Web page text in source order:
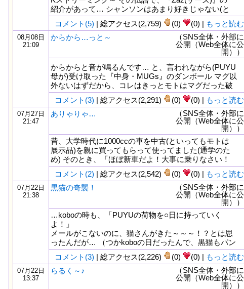
紹介があって… シャンソンはあまり好きじゃない(と
コメント(5) | 総アクセス(2,759) (0) (0) | もっと読む
08月08日
21:09
からから…っと～
（SNS全体・外部に
公開（Web全体に公
開））
からからと音が鳴るんです… と、言われながら(PUYU
母が)受け取った『中身・MUGs』のダンボール マグ以
外ないはずだから、コレはきっとモトはマグだった破
コメント(3) | 総アクセス(2,291) (0) (0) | もっと読む
07月27日
21:47
ありゃりゃ…
（SNS全体・外部に
公開（Web全体に公
開））
昔、大学時代に1000ccの車を中古(といってもモトは
展示品)を親に買ってもらって使ってました(通学のた
め) そのとき、「ほぼ新車だよ！大事に乗りなさい！
コメント(2) | 総アクセス(2,542) (0) (0) | もっと読む
07月22日
21:38
黒猫の奇襲！
（SNS全体・外部に
公開（Web全体に公
開））
…koboの時も、「PUYUの荷物を○日に持っていく
よ！」
メールがこないのに、猫さんがきた～～～！？とは思
ったんだが… （つかkoboの日だったんで、黒猫もパン
コメント(3) | 総アクセス(2,226) (0) (0) | もっと読む
07月22日
13:37
らるく～♪
（SNS全体・外部に
公開（Web全体に公
開））